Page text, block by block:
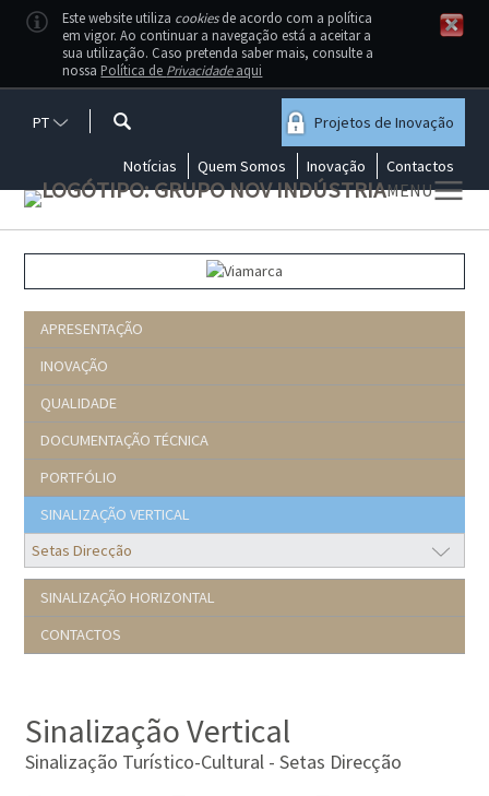
PT
Notícias Quem Somos Inovação Contactos
Projetos de Inovação
MENU
APRESENTAÇÃO
INOVAÇÃO
QUALIDADE
DOCUMENTAÇÃO TÉCNICA
PORTFÓLIO
SINALIZAÇÃO VERTICAL
SINALIZAÇÃO HORIZONTAL
CONTACTOS
Sinalização Vertical
Sinalização Turístico-Cultural - Setas Direcção
Este website utiliza cookiesde acordo com a política
em vigor. Ao continuar a navegação está a aceitar a
sua utilização. Caso pretenda saber mais, consulte a
nossa Política de Privacidadeaqui